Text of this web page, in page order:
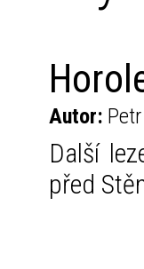
Autor:
Další
před